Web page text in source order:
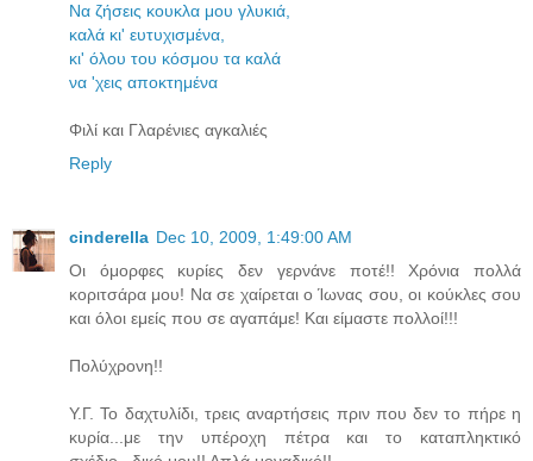
Να ζήσεις κουκλα μου γλυκιά,
καλά κι' ευτυχισμένα,
κι' όλου του κόσμου τα καλά
να 'χεις αποκτημένα
Φιλί και Γλαρένιες αγκαλιές
Reply
cinderella Dec 10, 2009, 1:49:00 AM
Οι όμορφες κυρίες δεν γερνάνε ποτέ!! Χρόνια πολλά
κοριτσάρα μου! Να σε χαίρεται ο Ίωνας σου, οι κούκλες σου
και όλοι εμείς που σε αγαπάμε! Και είμαστε πολλοί!!!
Πολύχρονη!!
Υ.Γ. Το δαχτυλίδι, τρεις αναρτήσεις πριν που δεν το πήρε η
κυρία...με την υπέροχη πέτρα και το καταπληκτικό